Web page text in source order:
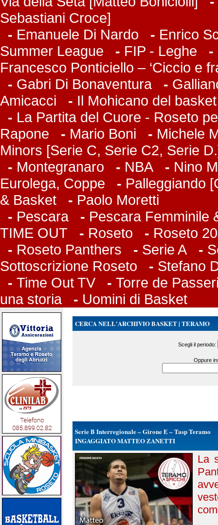
Sebastiani Croce]
- Emanuele Di Nardo - Enrico
Summer League - FIP - Leghe -
Francesco Ponticiello – ‘Ciccio e
- Gabri Di Bonaventura-
Amicacci
- Il Mohicano del
- La Partita del Cuore - Roseto
Rapone - Mario Boni - Michele
Minors [Serie C, Serie C2, Serie
- Montegranaro - NBA - Nino
Eurolega, Coppe - Palleggiando
& Basket - Paolo Moretti
- Pescara- Pescara Femminile
TIME OUT - Roseto - Roseto
- Roseto Panthers - Serie A -
Sottoscrizione Roseto - Stefano
- Time Out TV - Torre de
una storia- Uomini di Basket
CERCA NELL'ARCHIVIO BASKET | TERAMO
Scegli il periodo:
Oppure
Serie B Interregionale – Girone E – Tasp Teramo
INGAGGIATO MATTEO ZANETTI
La